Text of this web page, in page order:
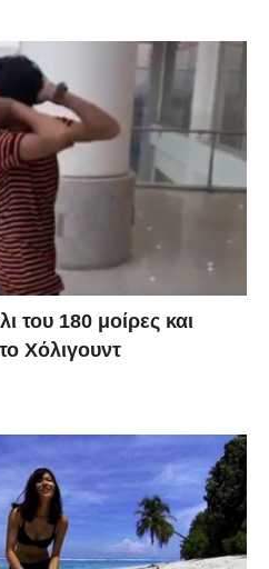
του 180 μοίρες και
Χόλιγουντ